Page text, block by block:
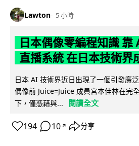
Lawton 5 小時
日本偶像零編程知識 靠
直播系統 在日本技術界
日本 AI 技術界近日出現了一個引發廣
偶像前 Juice=Juice 成員宮本佳林在完
下，僅憑藉與...
閱讀全文
194 10 ↗ 分享